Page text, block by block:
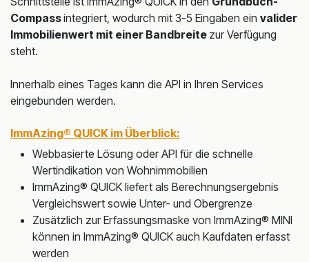
Compassintegriert, wodurch mit 3-5 Eingaben ein valider
Immobilienwert mit einer Bandbreite zur Verfügung
steht.
Innerhalb eines Tages kann die API in Ihren Services
eingebunden werden.
ImmAzing® QUICK im Überblick:
Webbasierte Lösung oder API für die schnelle
Wertindikation von Wohnimmobilien
ImmAzing® QUICK liefert als Berechnungsergebnis
Vergleichswert sowie Unter- und Obergrenze
Zusätzlich zur Erfassungsmaske von ImmAzing® MINI
können in ImmAzing® QUICK auch Kaufdaten erfasst
werden